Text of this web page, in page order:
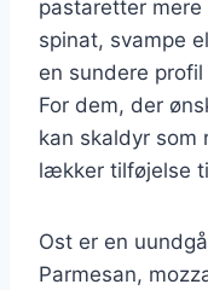
pastaretter
spinat, svampe
en sundere
For dem, der
kan skaldyr som
lækker tilføjelse
Ost er en
Parmesan,